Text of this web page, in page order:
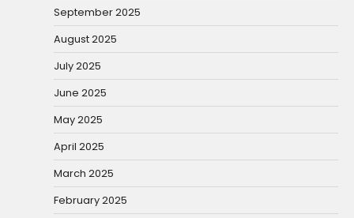
September 2025
August 2025
July 2025
June 2025
May 2025
April 2025
March 2025
February 2025